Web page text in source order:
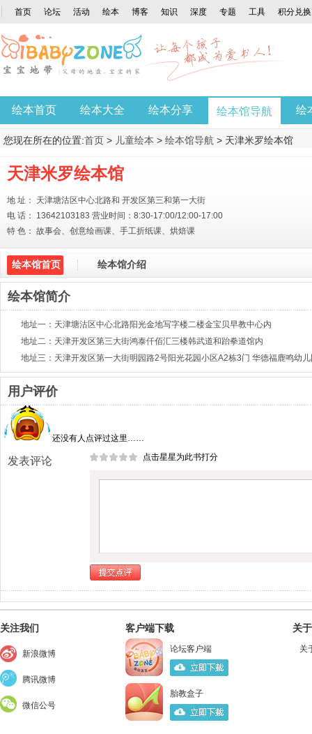
首页 论坛 活动 绘本 博客 知识 深度 专题 工具 积分兑换
绘本首页 绘本大全 绘本分享 绘本馆导航 绘
您现在所在的位置:首页 > 儿童绘本 > 绘本馆导航 > 天津米罗绘本馆
天津米罗绘本馆
地 址： 天津塘沽区中心北路和 开发区第三和第一大街
电 话： 13642103183 营业时间：8:30-17:00/12:00-17:00
特 色： 故事会、创意绘画课、手工折纸课、烘焙课
绘本馆首页 绘本馆介绍
绘本馆简介
地址一：天津塘沽区中心北路阳光金地写字楼二楼金宝贝早教中心内
地址二：天津开发区第三大街鸿泰仟佰汇三楼韩武道和跆拳道馆内
地址三：天津开发区第一大街明园路2号阳光花园小区A2栋3门 华德福鹿鸣幼
用户评价
还没有人点评过这里……
发表评论 点击星星为此书打分
关注我们
新浪微博
腾讯微博
微信公号
客户端下载
论坛客户端
胎教盒子
关
关